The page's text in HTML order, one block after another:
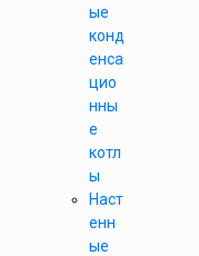
ые
конд
енса
цио
нны
е
котл
ы
Наст
енн
ые